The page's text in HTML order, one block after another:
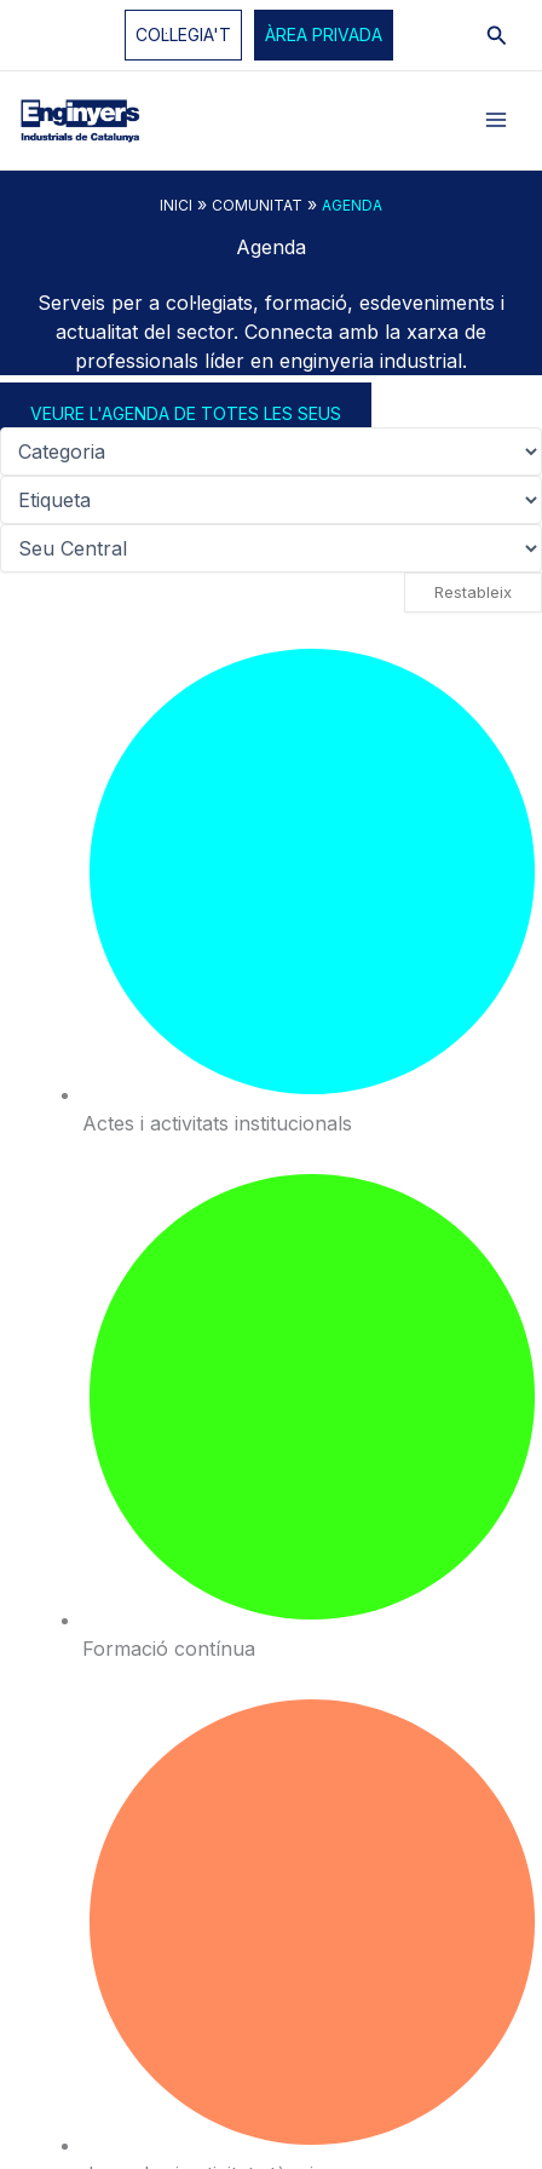
COL·LEGIA'T ÀREA PRIVADA
INICI » COMUNITAT » AGENDA
Agenda
Serveis per a col·legiats, formació, esdeveniments i
actualitat del sector. Connecta amb la xarxa de
professionals líder en enginyeria industrial.
VEURE L'AGENDA DE TOTES LES SEUS
Restableix
Actes i activitats institucionals
Formació contínua